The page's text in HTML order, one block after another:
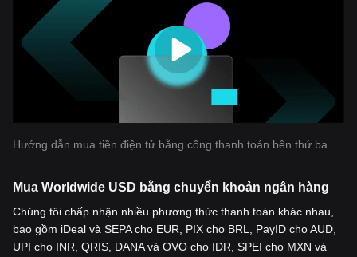
Hướng dẫn mua tiền điện tử bằng cổng thanh toán bên thứ ba
Mua Worldwide USD bằng chuyển khoản ngân hàng
Chúng tôi chấp nhận nhiều phương thức thanh toán khác nhau,
bao gồm iDeal và SEPA cho EUR, PIX cho BRL, PayID cho AUD,
UPI cho INR, QRIS, DANA và OVO cho IDR, SPEI cho MXN và